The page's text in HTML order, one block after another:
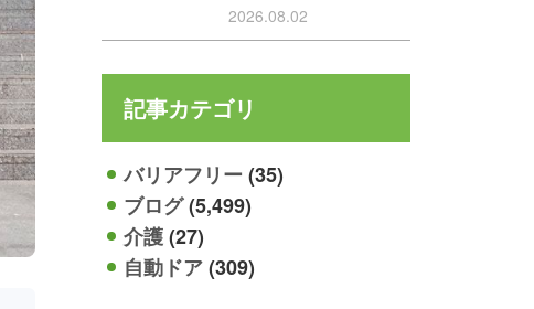
2026.08.02
記事カテゴリ
バリアフリー(35)
ブログ(5,499)
介護(27)
自動ドア(309)